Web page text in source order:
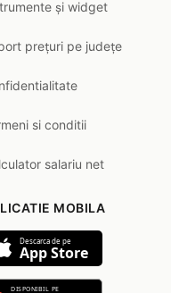
și widget
prețuri pe județe
si conditii
salariu net
MOBILA
Descarca de pe
App Store
DISPONIBIL PE